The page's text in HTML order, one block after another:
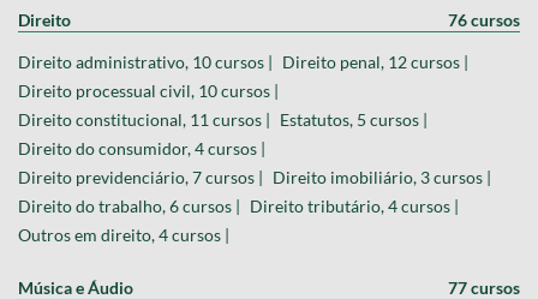
Direito 76 cursos
Direito administrativo, 10 cursos | Direito penal, 12 cursos |
Direito processual civil, 10 cursos |
Direito constitucional, 11 cursos | Estatutos, 5 cursos |
Direito do consumidor, 4 cursos |
Direito previdenciário, 7 cursos | Direito imobiliário, 3 cursos |
Direito do trabalho, 6 cursos | Direito tributário, 4 cursos |
Outros em direito, 4 cursos |
Música e Áudio 77 cursos